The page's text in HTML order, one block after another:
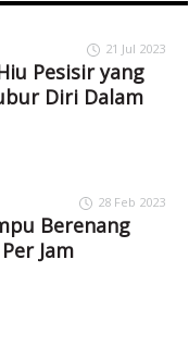
21 Jul 2023
Pesisir yang
Diri Dalam
28 Feb 2023
Berenang
Jam